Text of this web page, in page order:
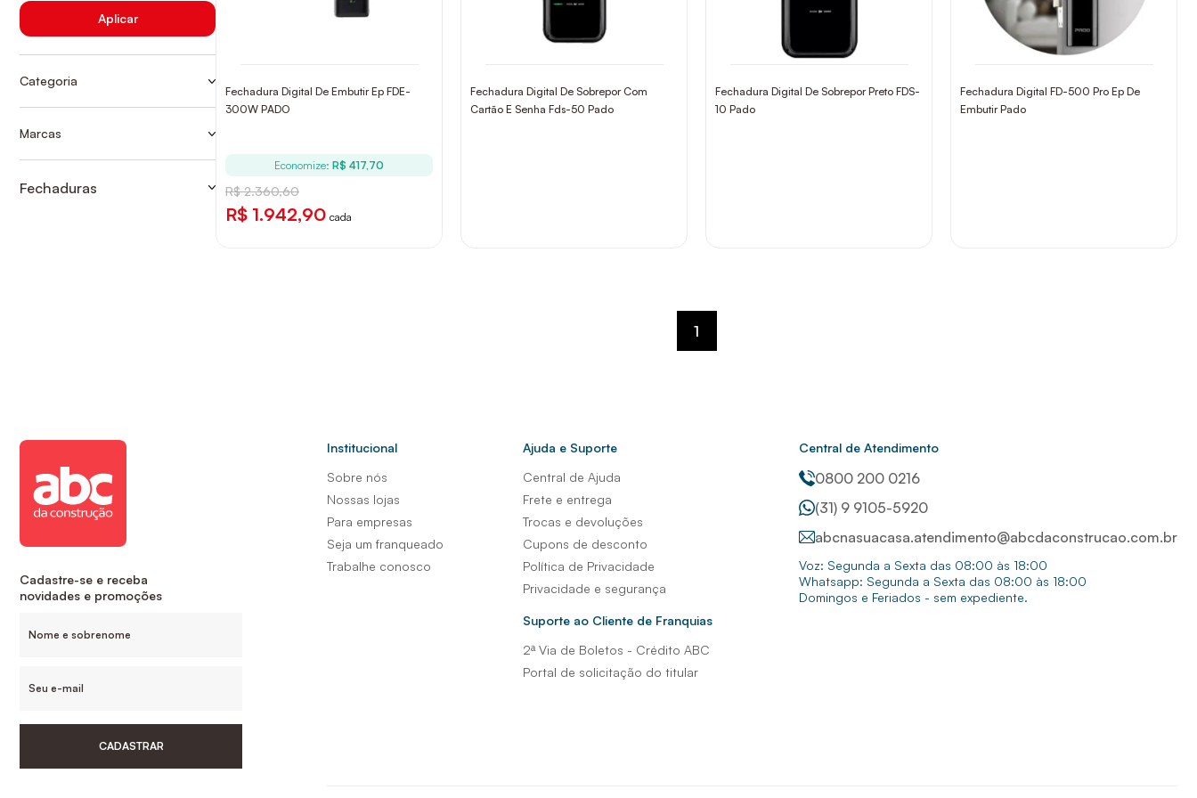
Aplicar
Categoria
Marcas
Fechaduras
Fechadura Digital De Embutir Ep FDE-
300W PADO
Economize: R$ 417,70
R$ 2.360,60
R$ 1.942,90 cada
Fechadura Digital De Sobrepor Com
Cartão E Senha Fds-50 Pado
Fechadura Digital De Sobrepor Preto FDS-
10 Pado
Fechadura Digital FD-500 Pro Ep De
Embutir Pado
1
Cadastre-se e receba
novidades e promoções
CADASTRAR
Institucional
Sobre nós
Nossas lojas
Para empresas
Seja um franqueado
Trabalhe conosco
Ajuda e Suporte
Central de Ajuda
Frete e entrega
Trocas e devoluções
Cupons de desconto
Política de Privacidade
Privacidade e segurança
Suporte ao Cliente de Franquias
2ª Via de Boletos - Crédito ABC
Portal de solicitação do titular
Central de Atendimento
0800 200 0216
(31) 9 9105-5920
abcnasuacasa.atendimento@abcdaconstrucao.com.br
Voz: Segunda a Sexta das 08:00 às 18:00
Whatsapp: Segunda a Sexta das 08:00 às 18:00
Domingos e Feriados - sem expediente.